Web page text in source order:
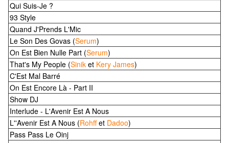
Qui Suis-Je ?
93 Style
Quand J'Prends L'Mic
Le Son Des Govas (Serum)
On Est Bien Nulle Part (Serum)
That's My People (Sinik et Kery James)
C'Est Mal Barré
On Est Encore Là - Part II
Show DJ
Interlude - L'Avenir Est A Nous
L''Avenir Est A Nous (Rohffet Dadoo)
Pass Pass Le Oinj